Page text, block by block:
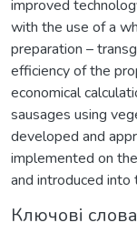
improved
with the use of a
preparation –
efficiency of the
economical
sausages using
developed and
implemented on
and introduced into
Ключові слова